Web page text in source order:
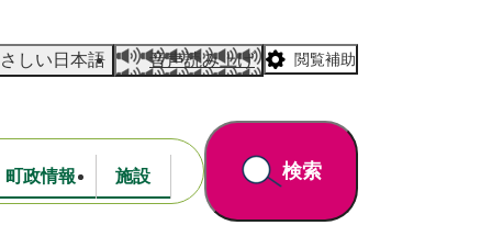
しい日本語 音声読み上げ 閲覧補助
町政情報 施設 検索